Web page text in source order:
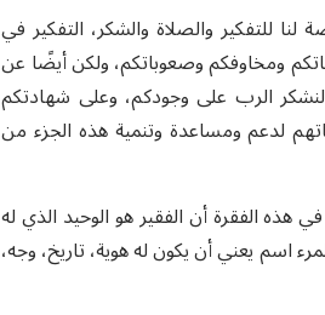
للتفكير والصلاة والشكر، التفكير في
ومخاوفكم وصعوباتكم، ولكن أيضًا عن
الرب على وجودكم، وعلى شهادتكم
لدعم ومساعدة وتنمية هذه الجزء من
الفقرة أن الفقير هو الوحيد الذي له
اسم يعني أن يكون له هوية، تاريخ، وجه،